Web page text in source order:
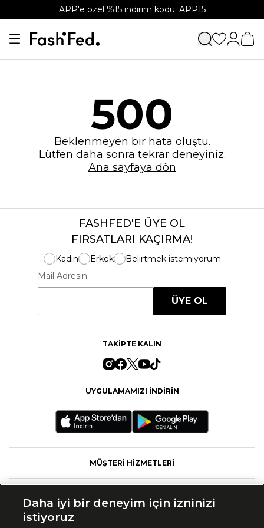
APP'e özel %15 indirim kodu: APP15
500
Beklenmeyen bir hata oluştu.
Lütfen daha sonra tekrar deneyiniz.
Ana sayfaya dön
FASHFED'E ÜYE OL
FIRSATLARI KAÇIRMA!
Kadın Erkek
Belirtmek istemiyorum
Mail Adresin
ÜYE OL
TAKİPTE KALIN
UYGULAMAMIZI İNDİRİN
MÜŞTERİ HİZMETLERİ
Daha iyi bir deneyim için izninizi
istiyoruz